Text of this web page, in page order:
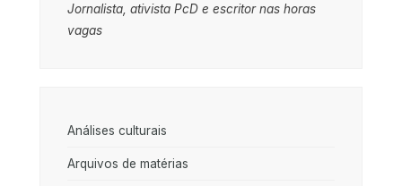
Jornalista, ativista PcD e escritor nas horas
vagas
Análises culturais
Arquivos de matérias